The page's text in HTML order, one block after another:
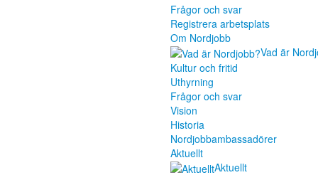
Frågor och svar
Registrera arbetsplats
Om Nordjobb
Vad är
Kultur och fritid
Uthyrning
Frågor och svar
Vision
Historia
Nordjobbambassadörer
Aktuellt
Aktuellt